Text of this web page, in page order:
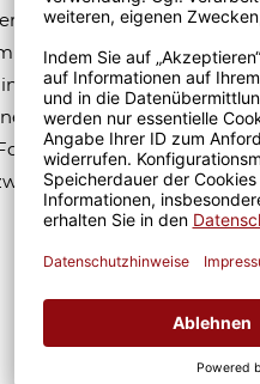
Tassen aus
Grafik-Team designt. Mit
unserer eigenen
und mikrowellen
und Motivtassen
schmeckt